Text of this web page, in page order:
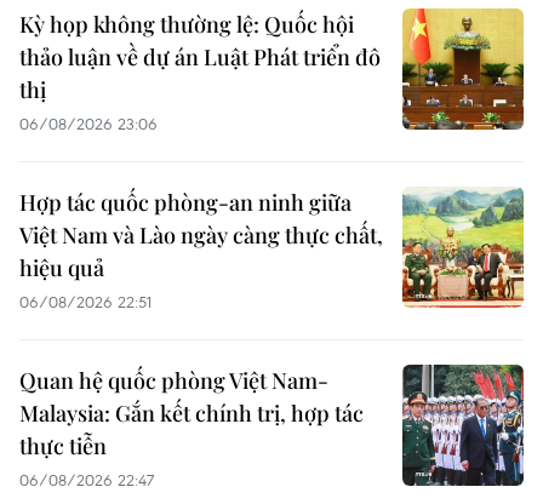
Kỳ họp không thường lệ: Quốc hội
thảo luận về dự án Luật Phát triển đô
thị
06/08/2026 23:06
Hợp tác quốc phòng-an ninh giữa
Việt Nam và Lào ngày càng thực chất,
hiệu quả
06/08/2026 22:51
Quan hệ quốc phòng Việt Nam-
Malaysia: Gắn kết chính trị, hợp tác
thực tiễn
06/08/2026 22:47